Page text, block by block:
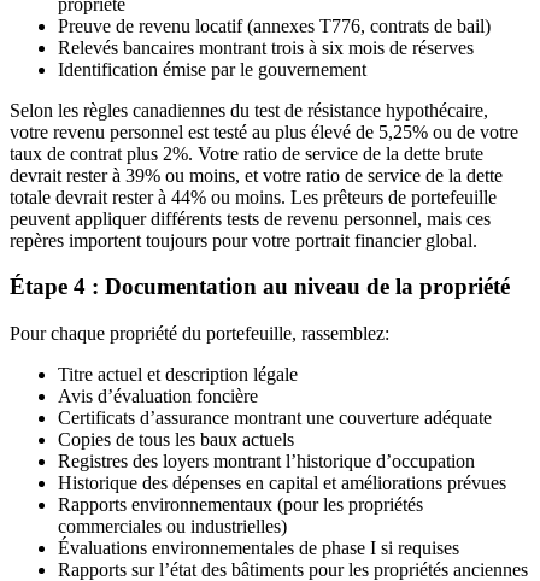
Preuve de revenu locatif (annexes T776, contrats de bail)
Relevés bancaires montrant trois à six mois de réserves
Identification émise par le gouvernement
Selon les règles canadiennes du test de résistance hypothécaire,
votre revenu personnel est testé au plus élevé de 5,25% ou de votre
taux de contrat plus 2%. Votre ratio de service de la dette brute
devrait rester à 39% ou moins, et votre ratio de service de la dette
totale devrait rester à 44% ou moins. Les prêteurs de portefeuille
peuvent appliquer différents tests de revenu personnel, mais ces
repères importent toujours pour votre portrait financier global.
Étape 4 : Documentation au niveau de la propriété
Pour chaque propriété du portefeuille, rassemblez:
Titre actuel et description légale
Avis d’évaluation foncière
Certificats d’assurance montrant une couverture adéquate
Copies de tous les baux actuels
Registres des loyers montrant l’historique d’occupation
Historique des dépenses en capital et améliorations prévues
Rapports environnementaux (pour les propriétés
commerciales ou industrielles)
Évaluations environnementales de phase I si requises
Rapports sur l’état des bâtiments pour les propriétés anciennes